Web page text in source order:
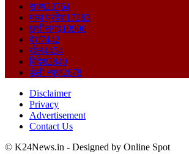
राज्य23764
मध्य प्रदेश17283
छत्तीसगढ़10906
देश7442
खेल4454
विदेश2849
डेली न्यूज़2678
Disclaimer
Privacy
Advertisement
Contact Us
© K24News.in - Designed by Online Spot